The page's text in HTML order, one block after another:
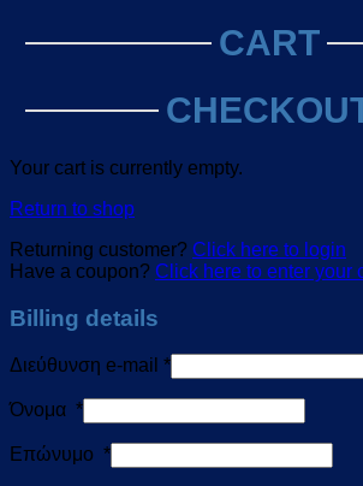
CART
Your cart is currently empty.
Return to shop
Returning customer? Click here to login
Have a coupon? Click here to enter your
Billing details
Διεύθυνση e-mail *
Όνομα *
Επώνυμο *